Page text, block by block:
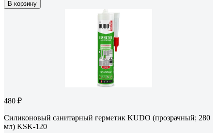
В корзину
480 ₽
Силиконовый санитарный герметик KUDO (прозрачный; 280
мл) KSK-120